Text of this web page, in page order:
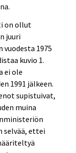
on ollut
juuri
vuodesta 1975
kuvio 1.
ei ole
1991 jälkeen.
supistuivat,
muina
selvää, ettei